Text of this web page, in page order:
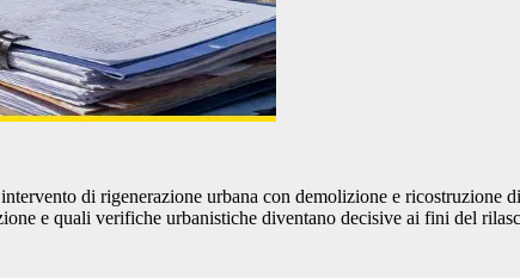
di rigenerazione urbana con demolizione e ricostruzione
e quali verifiche urbanistiche diventano decisive ai fini del